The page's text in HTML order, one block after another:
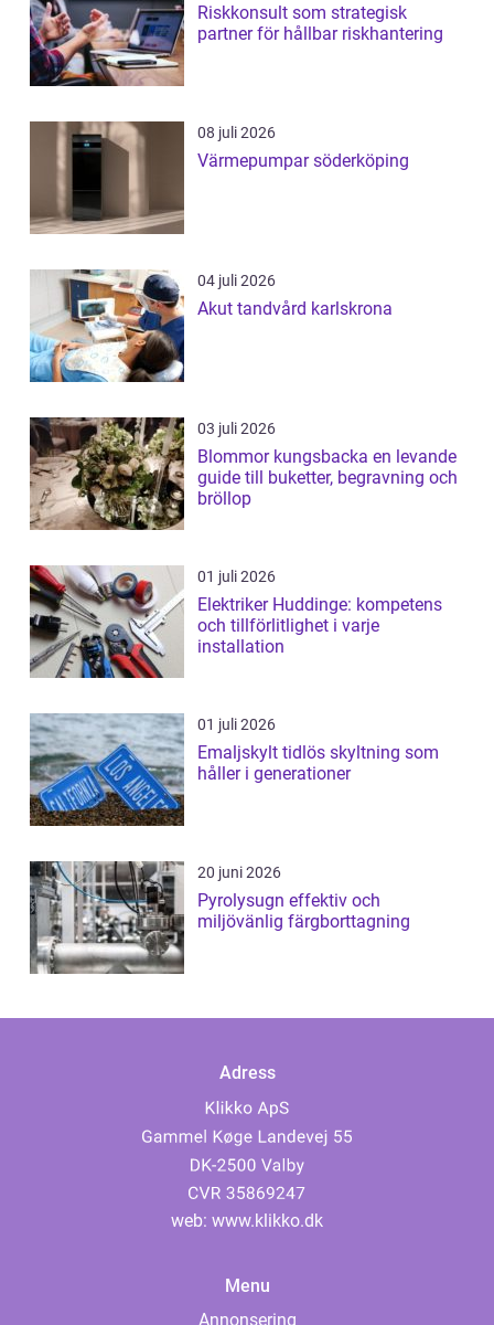
Riskkonsult som strategisk
partner för hållbar riskhantering
08 juli 2026
Värmepumpar söderköping
04 juli 2026
Akut tandvård karlskrona
03 juli 2026
Blommor kungsbacka en levande
guide till buketter, begravning och
bröllop
01 juli 2026
Elektriker Huddinge: kompetens
och tillförlitlighet i varje
installation
01 juli 2026
Emaljskylt tidlös skyltning som
håller i generationer
20 juni 2026
Pyrolysugn effektiv och
miljövänlig färgborttagning
Adress
web: www.klikko.dk
Menu
Annonsering